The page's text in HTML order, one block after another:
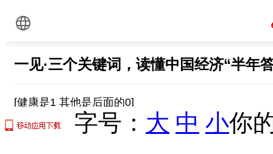
字号： 大 中 小你